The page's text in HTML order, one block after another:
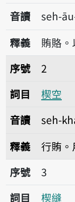
音讀
seh-
釋義
賄賂。
序號2楔空
序號
2
詞目
楔空
音讀
seh-
釋義
行賄。
序號3楔縫
序號
3
詞目
楔縫